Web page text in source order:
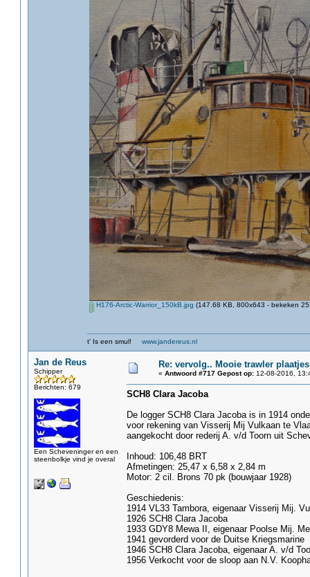
H176-Arctic-Warrior_150kB.jpg (147.68 KB, 800x643 - bekeken
t' Is een smul! www.jandereus.nl
Jan de Reus
Schipper
Berichten: 679
Een Scheveninger en een
steenbolkje vind je overal
Re: vervolg.. Mooie trawler plaatjes
« Antwoord #717 Gepost op:12-08-2016,
SCH8 Clara Jacoba
De logger SCH8 Clara Jacoba is in 1914
voor rekening van Visserij Mij Vulkaan te
aangekocht door rederij A. v/d Toorn uit
Inhoud: 106,48 BRT
Afmetingen: 25,47 x 6,58 x 2,84 m
Motor: 2 cil. Brons 70 pk (bouwjaar 1928)
Geschiedenis:
1914 VL33 Tambora, eigenaar Visserij Mij.
1926 SCH8 Clara Jacoba
1933 GDY8 Mewa II, eigenaar Poolse Mij.
1941 gevorderd voor de Duitse Kriegsmarine
1946 SCH8 Clara Jacoba, eigenaar A. v/d
1956 Verkocht voor de sloop aan N.V.